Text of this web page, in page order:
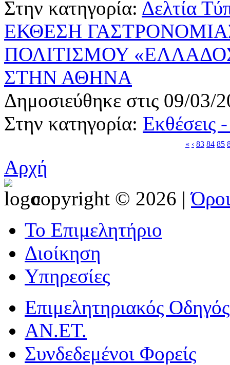
Στην κατηγορία: Δελτία
ΕΚΘΕΣΗ
ΠΟΛΙΤΙΣΜΟΥ
ΣΤΗΝ ΑΘΗΝΑ
Δημοσιεύθηκε στις 09/03/
Στην κατηγορία: Εκθέσεις
« ‹ 83 84 85
Αρχή
copyright © 2026 |
Το Επιμελητήριο
Διοίκηση
Υπηρεσίες
Επιμελητηριακός Οδηγός
ΑΝ.ΕΤ.
Συνδεδεμένοι Φορείς